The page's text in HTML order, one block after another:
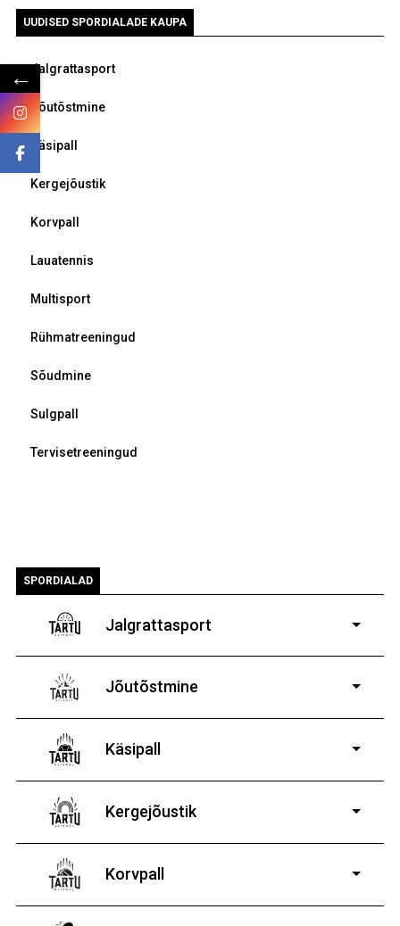
UUDISED SPORDIALADE KAUPA
Jalgrattasport
Jõutõstmine
Käsipall
Kergejõustik
Korvpall
Lauatennis
Multisport
Rühmatreeningud
Sõudmine
Sulgpall
Tervisetreeningud
SPORDIALAD
Jalgrattasport
vanematele poistele ja tüdrukutele
Jõutõstmine
poistele ja tüdrukutele
Käsipall
Kergejõustik
Korvpall
←